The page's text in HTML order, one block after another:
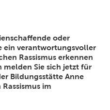
oder
ein verantwortungsvoller
Rassismus erkennen
melden Sie sich jetzt für
Bildungsstätte Anne
im